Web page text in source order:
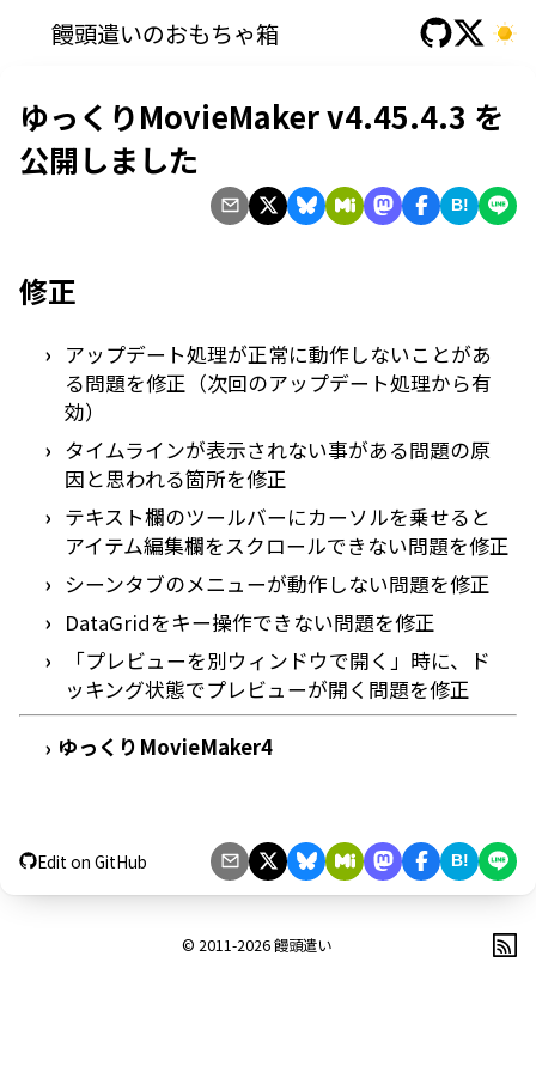
饅頭遣いのおもちゃ箱
ゆっくりMovieMaker v4.45.4.3 を
公開しました
B!
修正
アップデート処理が正常に動作しないことがあ
る問題を修正（次回のアップデート処理から有
効）
タイムラインが表示されない事がある問題の原
因と思われる箇所を修正
テキスト欄のツールバーにカーソルを乗せると
アイテム編集欄をスクロールできない問題を修正
シーンタブのメニューが動作しない問題を修正
DataGridをキー操作できない問題を修正
「プレビューを別ウィンドウで開く」時に、ド
ッキング状態でプレビューが開く問題を修正
› ゆっくりMovieMaker4
Edit on GitHub B!
© 2011-2026饅頭遣い